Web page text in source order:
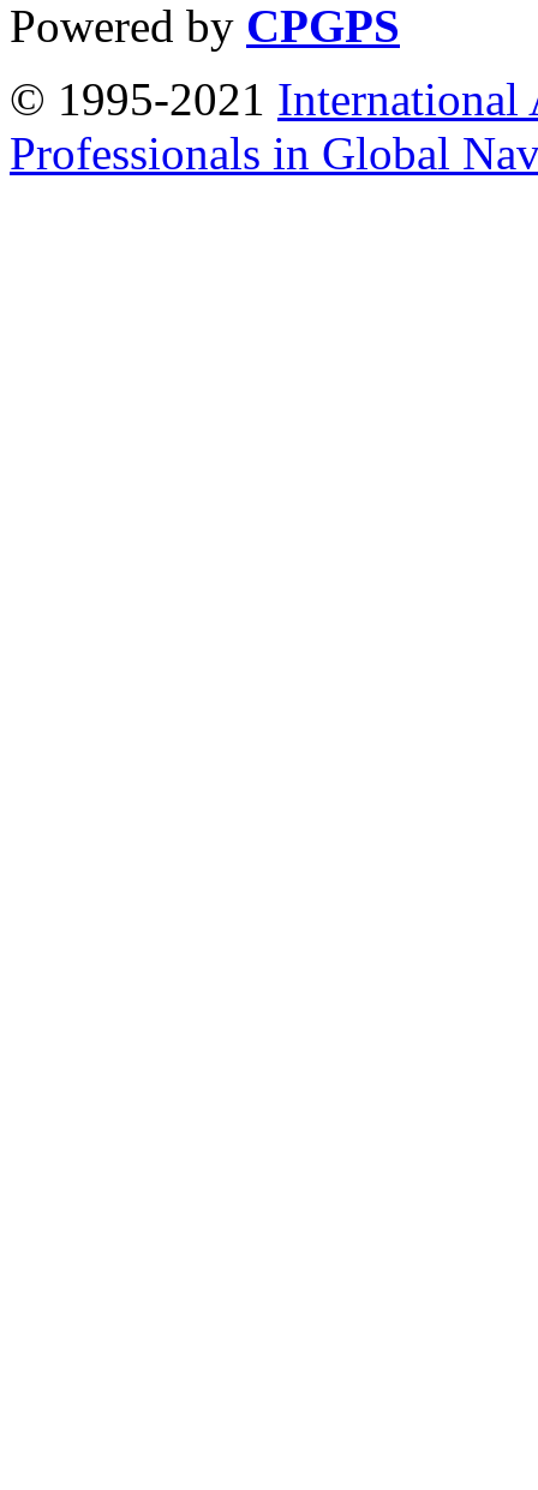
Powered by CPGPS
© 1995-2021 International
Professionals in Global